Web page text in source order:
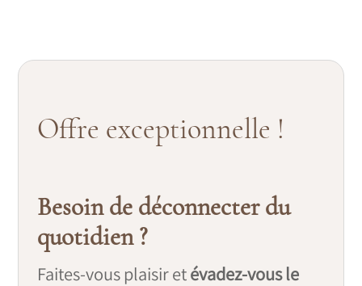
Offre exceptionnelle !
Besoin de déconnecter du
quotidien ?
Faites-vous plaisir etévadez-vous le